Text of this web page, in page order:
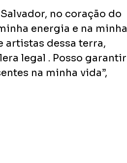
Salvador, no coração do
energia e na minha
artistas dessa terra,
legal . Posso garantir
na minha vida”,